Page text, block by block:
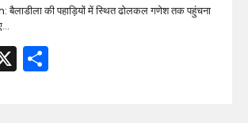
की पहाड़ियों में स्थित ढोलकल गणेश तक पहुंचना
X